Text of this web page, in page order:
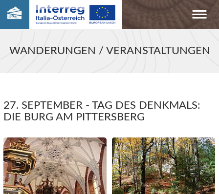
WANDERUNGEN / VERANSTALTUNGEN
27. SEPTEMBER - TAG DES DENKMALS:
DIE BURG AM PITTERSBERG